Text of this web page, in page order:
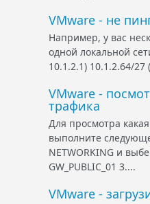
VMware - не
Например, у вас
одной локальной
10.1.2.1) 10.1.2.64/
VMware -
трафика
Для просмотра
выполните
NETWORKING и
GW_PUBLIC_01 3....
VMware -